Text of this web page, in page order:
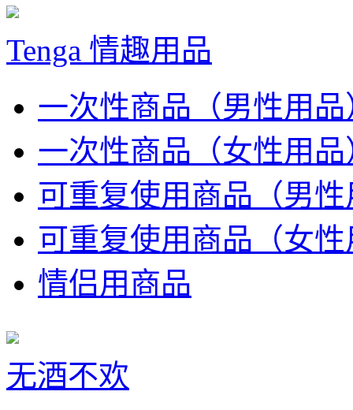
Tenga 情趣用品
一次性商品（男性用品
一次性商品（女性用品
可重复使用商品（男
可重复使用商品（女
情侣用商品
无酒不欢